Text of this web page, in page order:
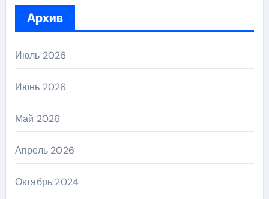
Архив
Июль 2026
Июнь 2026
Май 2026
Апрель 2026
Октябрь 2024